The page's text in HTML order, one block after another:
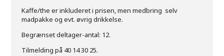
Kaffe/the er inkluderet i prisen, men medbring selv
madpakke og evt. øvrig drikkelse.
Begrænset deltager-antal: 12.
Tilmelding på 40 14 30 25.